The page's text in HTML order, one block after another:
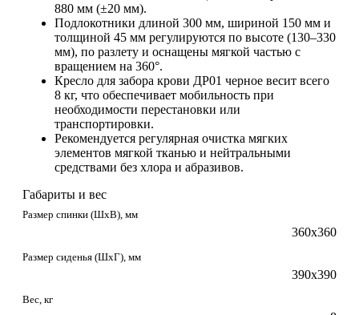
880 мм (±20 мм).
Подлокотники длиной 300 мм, шириной 150 мм и
толщиной 45 мм регулируются по высоте (130–330
мм), по разлету и оснащены мягкой частью с
вращением на 360°.
Кресло для забора крови ДР01 черное весит всего
8 кг, что обеспечивает мобильность при
необходимости перестановки или
транспортировки.
Рекомендуется регулярная очистка мягких
элементов мягкой тканью и нейтральными
средствами без хлора и абразивов.
Габариты и вес
Размер спинки (ШxВ), мм
360х360
Размер сиденья (ШxГ), мм
390x390
Вес, кг